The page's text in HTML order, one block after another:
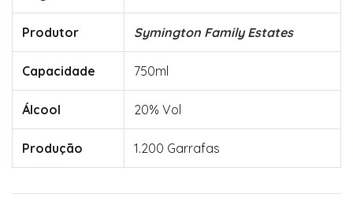
Produtor Symington Family Estates
Capacidade 750ml
Álcool 20% Vol
Produção 1.200 Garrafas